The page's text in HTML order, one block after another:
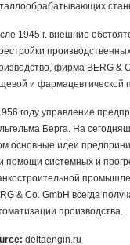
1945 г. внешние
фирма BERG &
и фармацевтической
году управление
Берга. На
основные идеи
помощи системных и
& Co. GmbH всегда
производства.
deltaengin.ru